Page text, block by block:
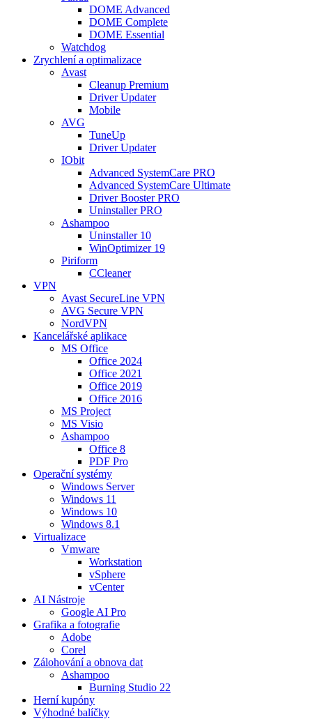
DOME Advanced
DOME Complete
DOME Essential
Watchdog
Zrychlení a optimalizace
Avast
Cleanup Premium
Driver Updater
Mobile
AVG
TuneUp
Driver Updater
IObit
Advanced SystemCare PRO
Advanced SystemCare Ultimate
Driver Booster PRO
Uninstaller PRO
Ashampoo
Uninstaller 10
WinOptimizer 19
Piriform
CCleaner
VPN
Avast SecureLine VPN
AVG Secure VPN
NordVPN
Kancelářské aplikace
MS Office
Office 2024
Office 2021
Office 2019
Office 2016
MS Project
MS Visio
Ashampoo
Office 8
PDF Pro
Operační systémy
Windows Server
Windows 11
Windows 10
Windows 8.1
Virtualizace
Vmware
Workstation
vSphere
vCenter
AI Nástroje
Google AI Pro
Grafika a fotografie
Adobe
Corel
Zálohování a obnova dat
Ashampoo
Burning Studio 22
Herní kupóny
Výhodné balíčky